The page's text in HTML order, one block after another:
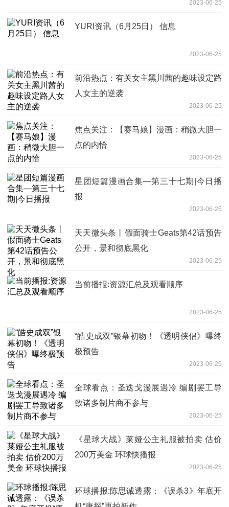
2023-06-25
YURI资讯（6月25日） 信息
2023-06-25
前沿热点：有关女主黑川茜的趣味设定路
人女主的逆袭
2023-06-25
焦点关注：【赛马娘】漫画：稍微大胆一
点的内恰
2023-06-25
星团短篇漫画合集—第三十七期|今日播
报
2023-06-25
天天微头条丨假面骑士Geats第42话预告
公开，景和彻底黑化
2023-06-25
当前播报:资源汇总及观看顺序
2023-06-25
“皓史成双”银幕初吻！《透明侠侣》曝终
极预告
2023-06-25
全球看点：圣迭戈漫展遇冷 编剧罢工导
致诸多制片商不参与
2023-06-25
《星球大战》莱娅公主礼服被拍卖 估价
200万美金 环球快播报
2023-06-25
环球播报:陈思诚透露：《误杀3》年底开